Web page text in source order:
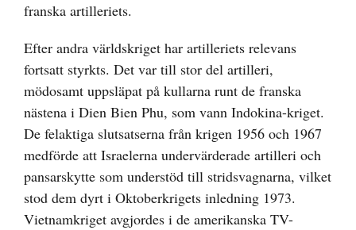
franska artilleriets.
Efter andra världskriget har artilleriets relevans
fortsatt styrkts. Det var till stor del artilleri,
mödosamt uppsläpat på kullarna runt de franska
nästena i Dien Bien Phu, som vann Indokina-kriget.
De felaktiga slutsatserna från krigen 1956 och 1967
medförde att Israelerna undervärderade artilleri och
pansarskytte som understöd till stridsvagnarna, vilket
stod dem dyrt i Oktoberkrigets inledning 1973.
Vietnamkriget avgjordes i de amerikanska TV-